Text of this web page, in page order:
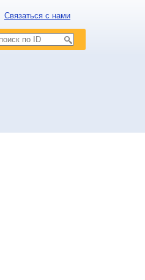
Связаться с нами